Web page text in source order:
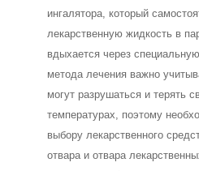
ингалятора, который
лекарственную жидкость в
вдыхается через
метода лечения важно
могут разрушаться и терять
температурах, поэтому
выбору лекарственного
отвара и отвара